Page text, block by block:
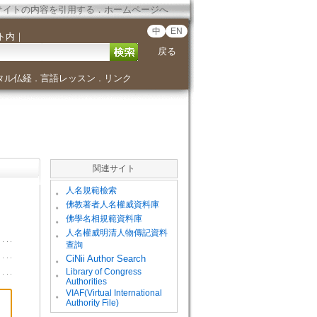
イトの内容を引用する．ホームページへ
内 ｜ 中 EN
戻る
ル仏経． 言語レッスン ． リンク
関連サイト
。 人名規範檢索
。 佛教著者人名權威資料庫
。 佛學名相規範資料庫
。
人名權威明清人物傳記資料
查詢
。
CiNii Author Search
。
Library of Congress
Authorities
。
VIAF(Virtual International
Authority File)